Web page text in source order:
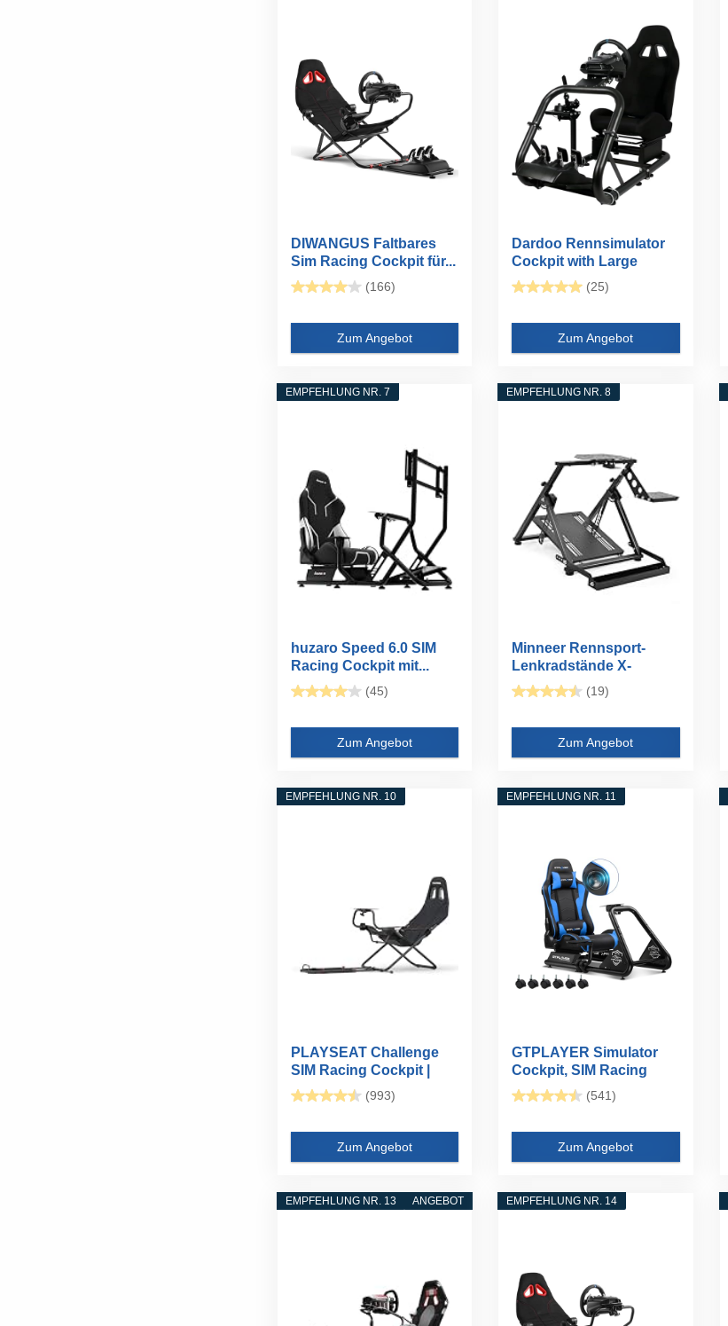
DIWANGUS Faltbares
Sim Racing Cockpit für...
(166)
Zum Angebot
Dardoo Rennsimulator
Cockpit with Large
Round Tube...
(25)
Zum Angebot
EMPFEHLUNG NR. 7
huzaro Speed 6.0 SIM
Racing Cockpit mit...
(45)
Zum Angebot
EMPFEHLUNG NR. 8
Minneer Rennsport-
Lenkradstände X-
förmige...
(19)
Zum Angebot
EMPFEHLUNG NR. 10
PLAYSEAT Challenge
SIM Racing Cockpit |
Klappbar...
(993)
Zum Angebot
EMPFEHLUNG NR. 11
GTPLAYER Simulator
Cockpit, SIM Racing
Cockpit...
(541)
Zum Angebot
ANGEBOT
EMPFEHLUNG NR. 13 EMPFEHLUNG NR. 14